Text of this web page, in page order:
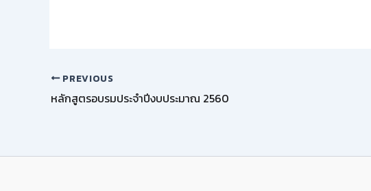
PREVIOUS
หลักสูตรอบรมประจำปีงบประมาณ 2560